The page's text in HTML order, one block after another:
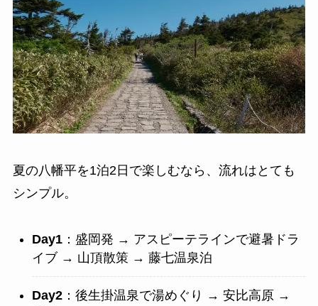
夏の八幡平を1泊2日で楽しむなら、流れはとても
シンプル。
Day1：盛岡発 → アスピーテラインで避暑ドラ
イブ → 山頂散策 → 藤七温泉泊
Day2：後生掛温泉で湯めぐり → 安比高原 →